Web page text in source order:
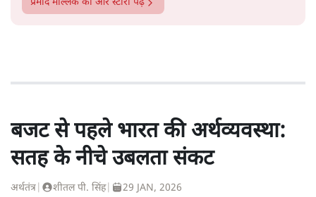
बजट से पहले भारत की अर्थव्यवस्था:
सतह के नीचे उबलता संकट
अर्थतंत्र शीतल पी. सिंह| 29 JAN, 2026